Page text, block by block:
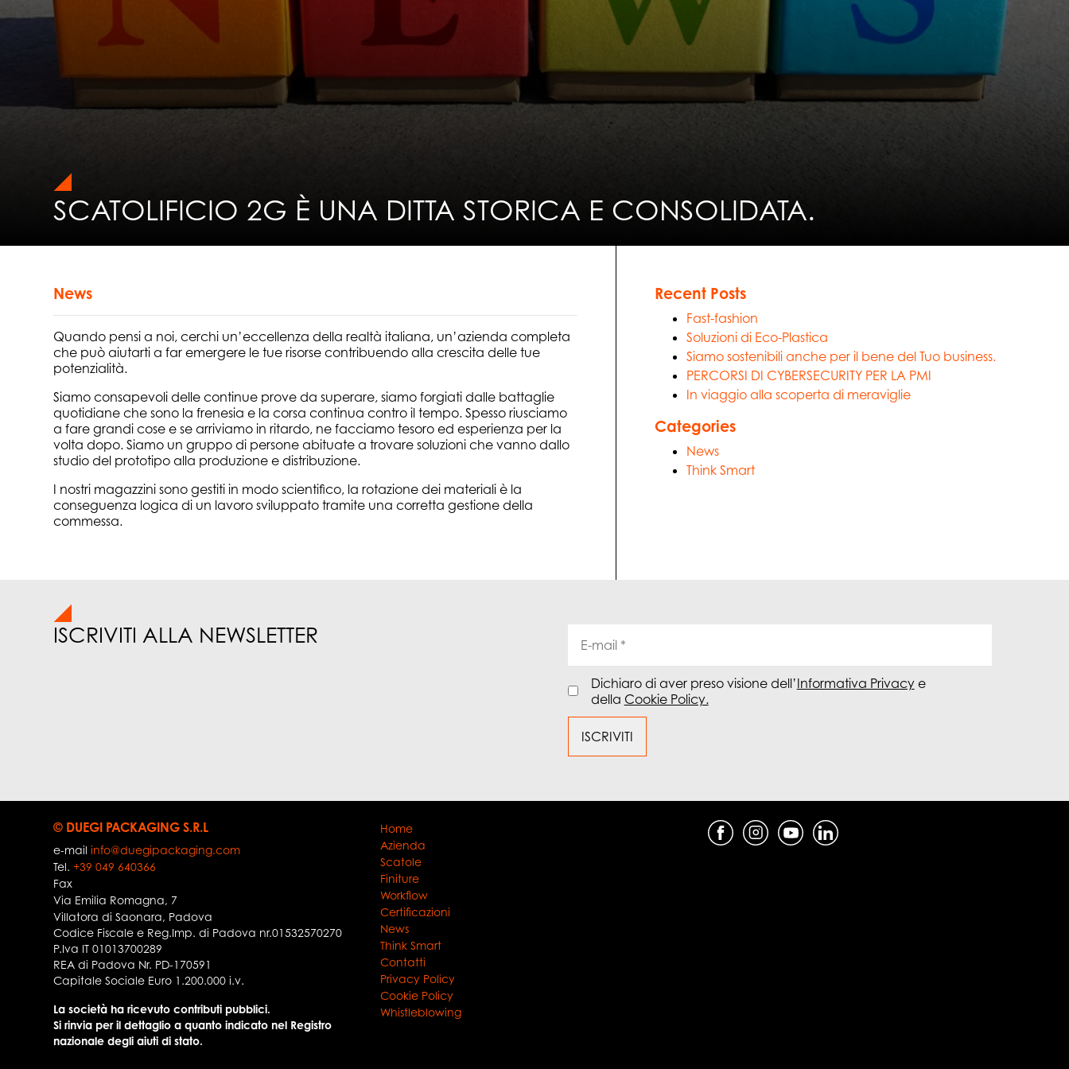
SCATOLIFICIO 2G È UNA DITTA STORICA E CONSOLIDATA.
News
Quando pensi a noi, cerchi un’eccellenza della realtà italiana, un’azienda completa
che può aiutarti a far emergere le tue risorse contribuendo alla crescita delle tue
potenzialità.
Siamo consapevoli delle continue prove da superare, siamo forgiati dalle battaglie
quotidiane che sono la frenesia e la corsa continua contro il tempo. Spesso riusciamo
a fare grandi cose e se arriviamo in ritardo, ne facciamo tesoro ed esperienza per la
volta dopo. Siamo un gruppo di persone abituate a trovare soluzioni che vanno dallo
studio del prototipo alla produzione e distribuzione.
I nostri magazzini sono gestiti in modo scientifico, la rotazione dei materiali è la
conseguenza logica di un lavoro sviluppato tramite una corretta gestione della
commessa.
Recent Posts
Fast-fashion
Soluzioni di Eco-Plastica
Siamo sostenibili anche per il bene del Tuo business.
PERCORSI DI CYBERSECURITY PER LA PMI
In viaggio alla scoperta di meraviglie
Categories
News
Think Smart
ISCRIVITI ALLA NEWSLETTER
Dichiaro di aver preso visione dell’Informativa Privacye
della Cookie Policy.
© DUEGI PACKAGING S.R.L
e-mailinfo@duegipackaging.com
Tel.+39 049 640366
Fax
Via Emilia Romagna, 7
Villatora di Saonara, Padova
Codice Fiscale e Reg.Imp. di Padova nr.01532570270
P.Iva IT 01013700289
REA di Padova Nr. PD-170591
Capitale Sociale Euro 1.200.000 i.v.
La società ha ricevuto contributi pubblici.
Si rinvia per il dettaglio a quanto indicato nel Registro
nazionale degli aiuti di stato.
Home
Azienda
Scatole
Finiture
Workflow
Certificazioni
News
Think Smart
Contatti
Privacy Policy
Cookie Policy
Whistleblowing